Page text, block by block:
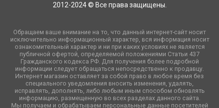
2012-2024 © Все права защищены.
Обращаем ваше внимание на то, что данный интернет-сайт носит
исключительно информационный характер, вся информация носит
ознакомительный характер и ни при каких условиях не является
публичной офертой, определяемой положениями Статьи 437
Гражданского кодекса РФ. Для получения более подробной
информации следует обращаться непосредственно к продавцу.
Интернет магазин оставляет за собой право в любое время без
специального уведомления вносить изменения, удалять,
исправлять, дополнять, либо любым иным способом обновлять
информацию, размещенную во всех разделах данного сайта.
Мы получаем и обрабатываем персональные данные посетителей